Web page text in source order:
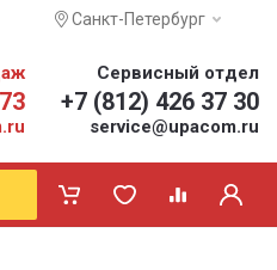
Санкт-Петербург
Сервисный отдел
+7 (812) 426 37 30
service@upacom.ru